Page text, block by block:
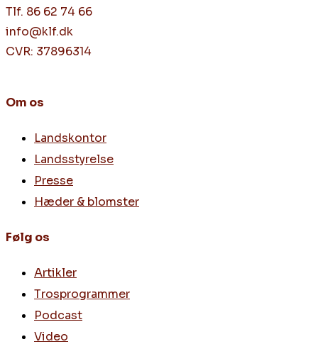
Tlf. 86 62 74 66
info@klf.dk
CVR: 37896314
Om os
Landskontor
Landsstyrelse
Presse
Hæder & blomster
Følg os
Artikler
Trosprogrammer
Podcast
Video